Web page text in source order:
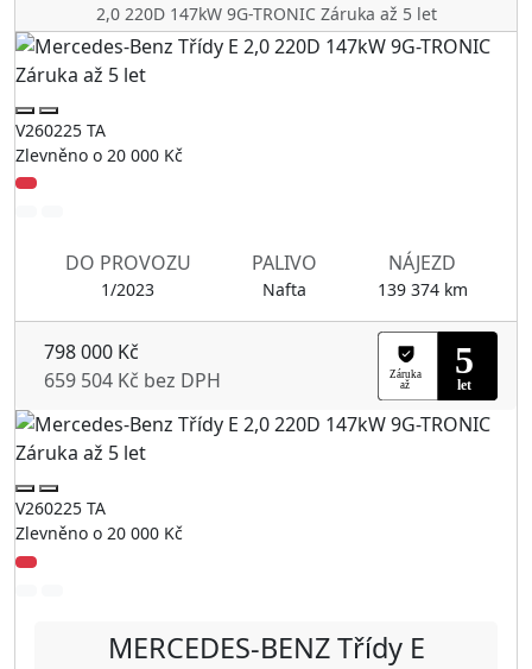
2,0 220D 147kW 9G-TRONIC Záruka až 5 let
V260225 TA
Zlevněno o 20 000 Kč
DO PROVOZU
1/2023
PALIVO
Nafta
NÁJEZD
139 374 km
798 000 Kč
659 504 Kč bez DPH
V260225 TA
Zlevněno o 20 000 Kč
MERCEDES-BENZTřídy E